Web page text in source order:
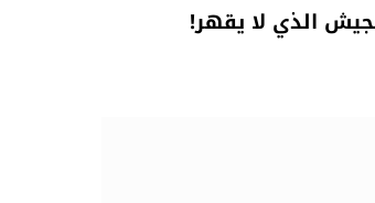
الذي لا يقهر!